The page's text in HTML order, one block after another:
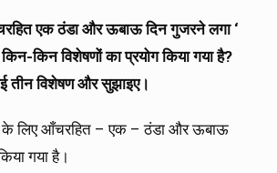
एक ठंडा और ऊबाऊ दिन गुजरने लगा ‘
किन विशेषणों का प्रयोग किया गया है?
तीन विशेषण और सुझाइए।
के लिए आँचरहित – एक – ठंडा और ऊबाऊ
गया है।